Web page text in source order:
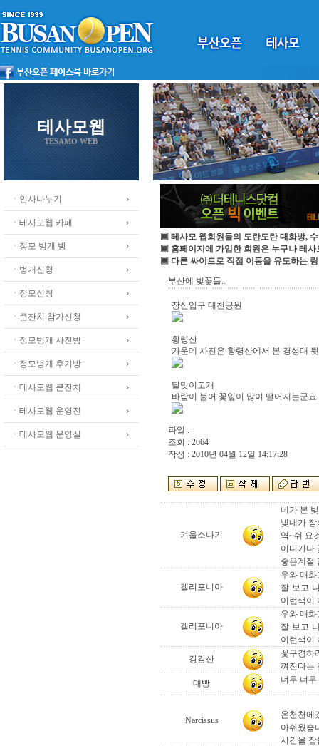
테사모웹
TESAMO WEB
ㆍ인사나누기
ㆍ테사모웹 카페
ㆍ정모 벙개 방
ㆍ벙개신청
ㆍ정모신청
ㆍ큰잔치 참가신청
ㆍ정모벙개 사진방
ㆍ정모벙개 후기방
ㆍ테사모웹 큰잔치
ㆍ테사모웹 운영진
ㆍ테사모웹 운영실
▣ 테사모 웹회원들의 도란도란 대화방,
▣ 홈페이지에 가입한 회원은 누구나 테사
▣ 다른 싸이트로 직접 이동을 유도하는
부산에 벚꽃들..
장산입구 대천공원
황령산
가운데 사진은 황령산에서 본 경성대
달맞이고개
바람이 불어 꽃잎이 많이 떨어지는군요.
파일 :
조회 : 2064
작성 : 2010년 04월 12일 14:17:28
겨울소나기
네가 본
빚내가
역~쉬 요
어디가나
좋은계절
켈리포니아
우와 매
잘 보고
이런색이
켈리포니아
우와 매
잘 보고
이런색이
강감산
꽃구경하
껴진다는
대빵
너무 너
Narcissus
온천천에
아쉬웠슴
시간을 잡